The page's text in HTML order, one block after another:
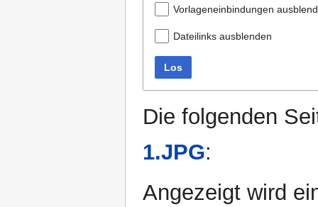
Vorlageneinbindungen
Dateilinks ausblenden
Los
Die folgenden
1.JPG:
Angezeigt wird